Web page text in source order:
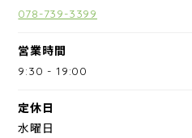
078-739-3399
営業時間
9:30 -19:00
定休日
水曜日